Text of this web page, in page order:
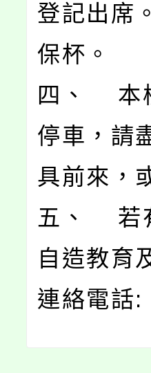
登記出席
保杯。
四、 本
停車，請
具前來，
五、 若
自造教育
連絡電話